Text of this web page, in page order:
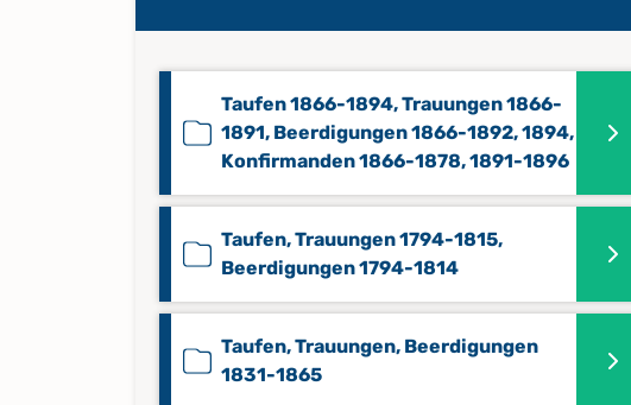
Taufen 1866-1894, Trauungen 1866-
1891, Beerdigungen 1866-1892, 1894,
Konfirmanden 1866-1878, 1891-1896
Taufen, Trauungen 1794-1815,
Beerdigungen 1794-1814
Taufen, Trauungen, Beerdigungen
1831-1865